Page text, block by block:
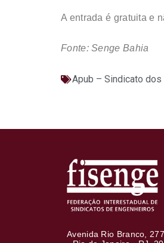
A entrada é gratuita e
Fonte: Senge Bahia
Apub – Sindicato
Avenida Rio Branco,